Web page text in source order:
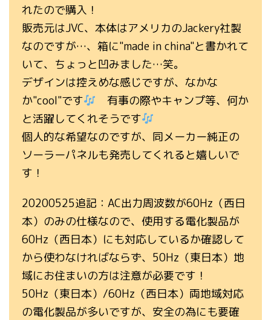
れたので購入！
販売元はJVC、本体はアメリカのJackery社製
なのですが…、箱に"made in china"と書かれて
いて、ちょっと凹みました…笑。
デザインは控えめな感じですが、なかな
か"cool"です
有事の際やキャンプ等、何か
と活躍してくれそうです
個人的な希望なのですが、同メーカー純正の
ソーラーパネルも発売してくれると嬉しいで
す！
20200525追記：AC出力周波数が60Hz（西日
本）のみの仕様なので、使用する電化製品が
60Hz（西日本）にも対応しているか確認して
から使わなければならず、50Hz（東日本）地
域にお住まいの方は注意が必要です！
50Hz（東日本）/60Hz（西日本）両地域対応
の電化製品が多いですが、安全の為にも要確